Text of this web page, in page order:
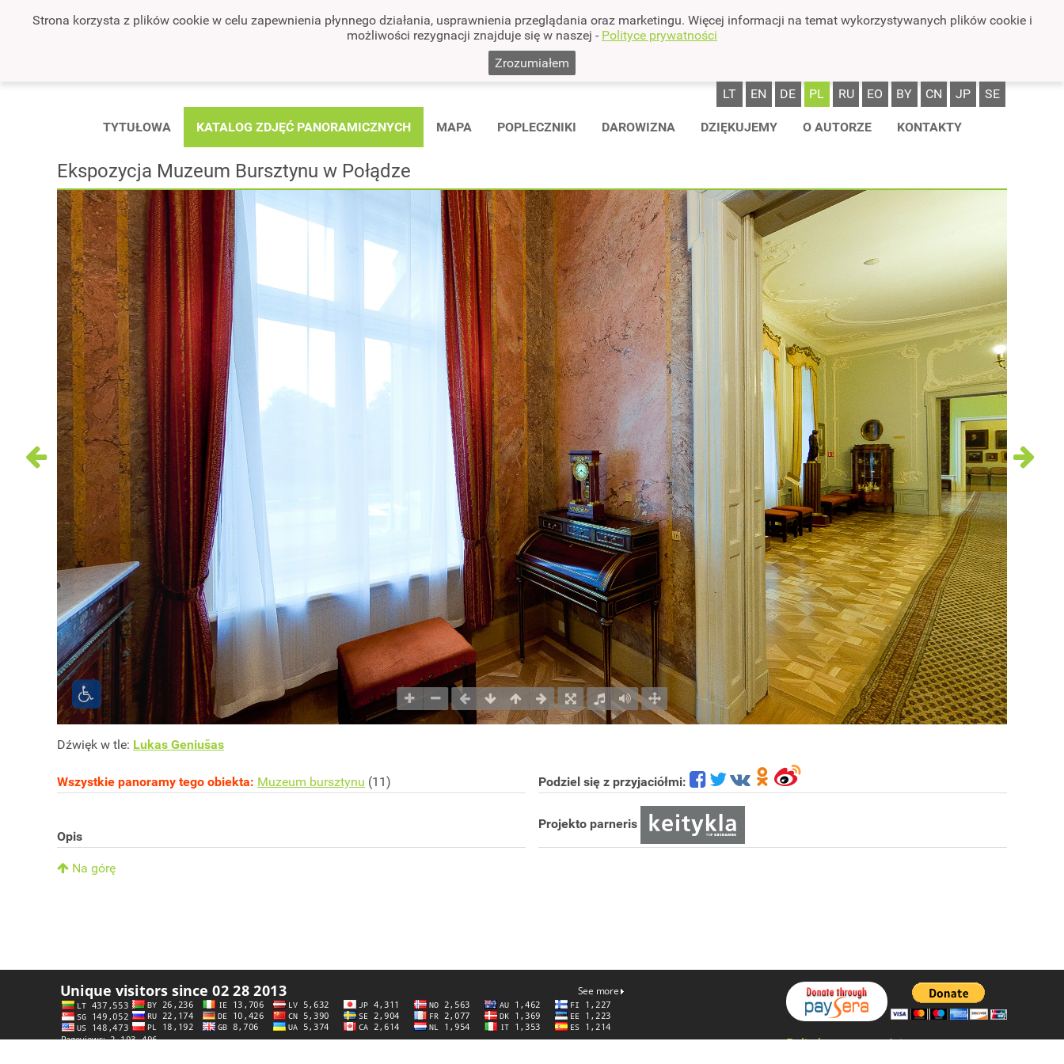
Strona korzysta z plików cookie w celu zapewnienia płynnego działania, usprawnienia przeglądania oraz marketingu. Więcej informacji na temat wykorzystywanych plików cookie i
możliwości rezygnacji znajduje się w naszej - Polityce prywatności
Zrozumiałem
LT EN DE PL RU EO BY CN JP SE
TYTUŁOWA KATALOG ZDJĘĆ PANORAMICZNYCH MAPA POPLECZNIKI DAROWIZNA DZIĘKUJEMY O AUTORZE KONTAKTY
Ekspozycja Muzeum Bursztynu w Połądze
Dźwięk w tle: Lukas Geniušas
Podziel się z przyjaciółmi:
Projekto parneris
Wszystkie panoramy tego obiekta: Muzeum bursztynu (11)
Opis
Na górę
Polityka prywatności